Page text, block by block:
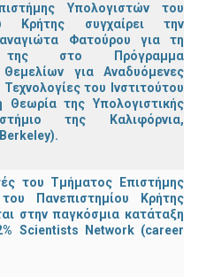
Υπολογιστών του
Κρήτης συγχαίρει την
Φατούρου για τη
της στο Πρόγραμμα
Θεμελίων για Αναδυόμενες
του Ινστιτούτου
Θεωρία της Υπολογιστικής
της Καλιφόρνια,
του Τμήματος Επιστήμης
Πανεπιστημίου Κρήτης
στην παγκόσμια κατάταξη
Scientists Network (career